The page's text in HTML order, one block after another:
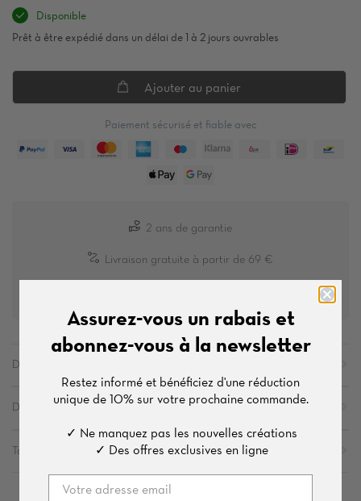
Disponible
Prêt à être expédié dans un délai de 1 à 2 jours ouvrables
Ajouter au panier
Paiement sécurisé et fiable avec
2 ans de garantie
Livraison gratuite à partir de 69 €
Description
Détails
Tailles
Assurez-vous un rabais et
abonnez-vous à la newsletter
Restez informé et bénéficiez d'une réduction
unique de 10%sur votre prochaine commande.
✓ Ne manquez pas les nouvelles créations
✓ Des offres exclusives en ligne